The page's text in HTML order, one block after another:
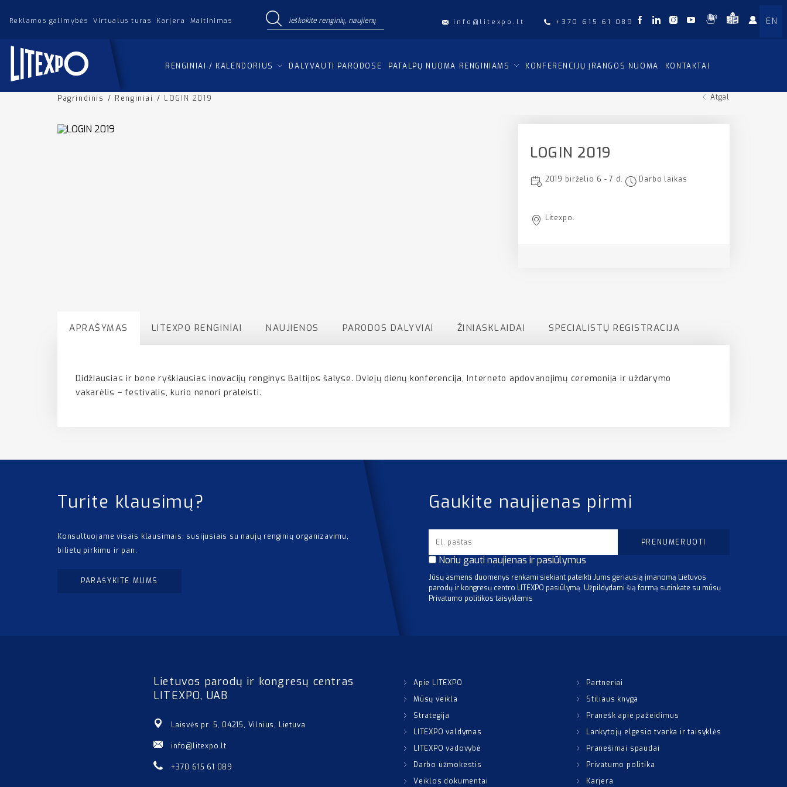
Reklamos galimybės Virtualus turas Karjera Maitinimas info@litexpo.lt +370 615 61 089 EN
RENGINIAI / KALENDORIUS DALYVAUTI PARODOSE PATALPŲ NUOMA RENGINIAMS KONFERENCIJŲ ĮRANGOS NUOMA KONTAKTAI
Pagrindinis / Renginiai / LOGIN 2019 Atgal
LOGIN 2019
2019 birželio 6 - 7 d. Darbo laikas
Litexpo.
APRAŠYMAS LITEXPO RENGINIAI NAUJIENOS PARODOS DALYVIAI ŽINIASKLAIDAI SPECIALISTŲ REGISTRACIJA
Didžiausias ir bene ryškiausias inovacijų renginys Baltijos šalyse. Dviejų dienų konferencija, Interneto apdovanojimų ceremonija ir uždarymo
vakarėlis – festivalis, kurio nenori praleisti.
Turite klausimų?
Konsultuojame visais klausimais, susijusiais su naujų renginių organizavimu,
bilietų pirkimu ir pan.
PARAŠYKITE MUMS
Gaukite naujienas pirmi
Noriu gauti naujienas ir pasiūlymus
Jūsų asmens duomenys renkami siekiant pateikti Jums geriausią įmanomą Lietuvos
parodų ir kongresų centro LITEXPO pasiūlymą. Užpildydami šią formą sutinkate su mūsų
Privatumo politikos taisyklėmis
Lietuvos parodų ir kongresų centras
LITEXPO, UAB
Laisvės pr. 5, 04215, Vilnius, Lietuva
info@litexpo.lt
+370 615 61 089
Apie LITEXPO
Mūsų veikla
Strategija
LITEXPO valdymas
LITEXPO vadovybė
Darbo užmokestis
Veiklos dokumentai
Partneriai
Stiliaus knyga
Pranešk apie pažeidimus
Lankytojų elgesio tvarka ir taisyklės
Pranešimai spaudai
Privatumo politika
Karjera